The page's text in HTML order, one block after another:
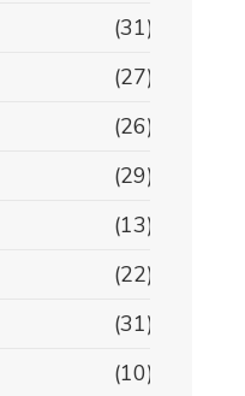
(31)
(27)
(26)
(29)
(13)
(22)
(31)
(10)